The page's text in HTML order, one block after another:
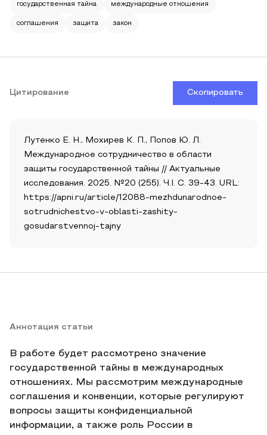
государственная тайна международные отношения
соглашения защита закон
Цитирование Скопировать
Лутенко Е. Н., Мохирев К. П., Попов Ю. Л.
Международное сотрудничество в области
защиты государственной тайны // Актуальные
исследования. 2025. №20 (255). Ч.I. С. 39-43. URL:
https://apni.ru/article/12088-mezhdunarodnoe-
sotrudnichestvo-v-oblasti-zashity-
gosudarstvennoj-tajny
Аннотация статьи
В работе будет рассмотрено значение
государственной тайны в международных
отношениях. Мы рассмотрим международные
соглашения и конвенции, которые регулируют
вопросы защиты конфиденциальной
информации, а также роль России в